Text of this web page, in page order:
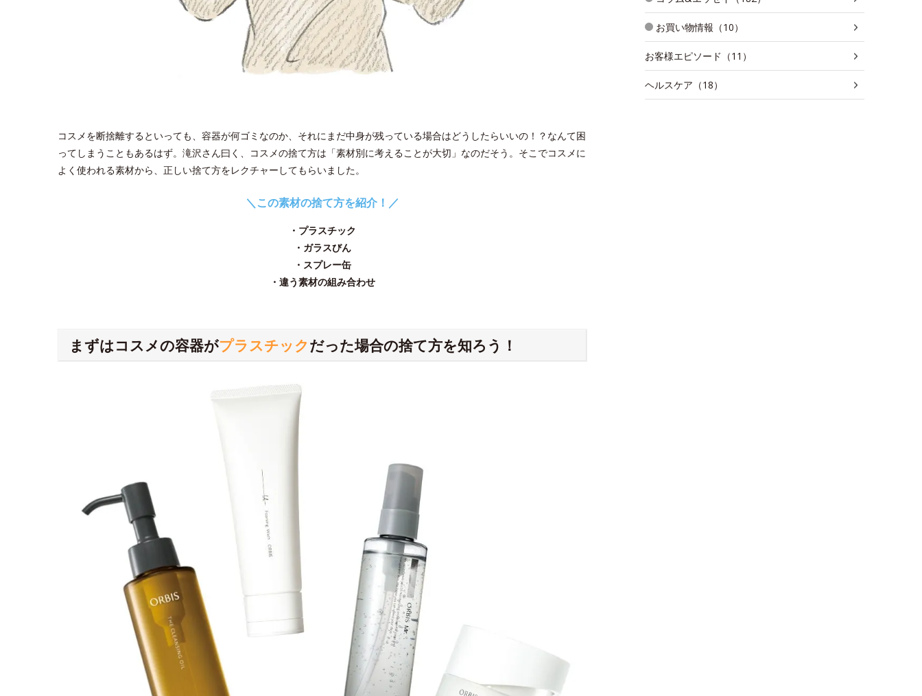
コスメを断捨離するといっても、容器が何ゴミなのか、それにまだ中身が残っている場合はどうしたらいいの！？なんて困
ってしまうこともあるはず。滝沢さん曰く、コスメの捨て方は「素材別に考えることが大切」なのだそう。そこでコスメに
よく使われる素材から、正しい捨て方をレクチャーしてもらいました。
＼この素材の捨て方を紹介！／
・プラスチック
・ガラスびん
・スプレー缶
・違う素材の組み合わせ
まずはコスメの容器がプラスチックだった場合の捨て方を知ろう！
お買い物情報（10）
お客様エピソード（11）
ヘルスケア（18）